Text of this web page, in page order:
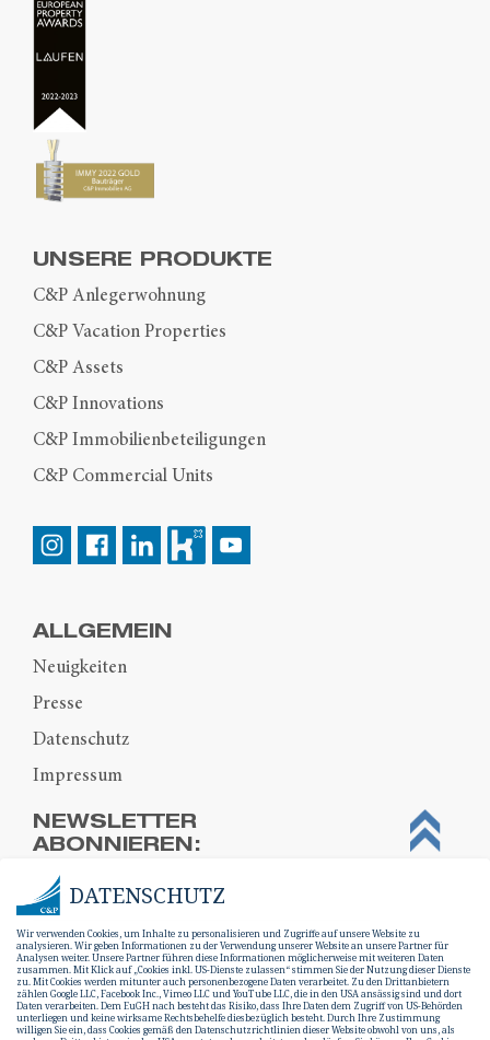
UNSERE PRODUKTE
C&P Anlegerwohnung
C&P Vacation Properties
C&P Assets
C&P Innovations
C&P Immobilienbeteiligungen
C&P Commercial Units
ALLGEMEIN
Neuigkeiten
Presse
Datenschutz
Impressum
NEWSLETTER
ABONNIEREN:
DATENSCHUTZ
Wir verwenden Cookies, um Inhalte zu personalisieren und Zugriffe auf unsere Website zu
analysieren. Wir geben Informationen zu der Verwendung unserer Website an unsere Partner für
Analysen weiter. Unsere Partner führen diese Informationen möglicherweise mit weiteren Daten
zusammen. Mit Klick auf „Cookies inkl. US-Dienste zulassen“ stimmen Sie der Nutzung dieser Dienste
zu. Mit Cookies werden mitunter auch personenbezogene Daten verarbeitet. Zu den Drittanbietern
zählen Google LLC, Facebook Inc., Vimeo LLC und YouTube LLC, die in den USA ansässig sind und dort
Daten verarbeiten. Dem EuGH nach besteht das Risiko, dass Ihre Daten dem Zugriff von US-Behörden
unterliegen und keine wirksame Rechtsbehelfe diesbezüglich besteht. Durch Ihre Zustimmung
willigen Sie ein, dass Cookies gemäß den Datenschutzrichtlinien dieser Website obwohl von uns, als